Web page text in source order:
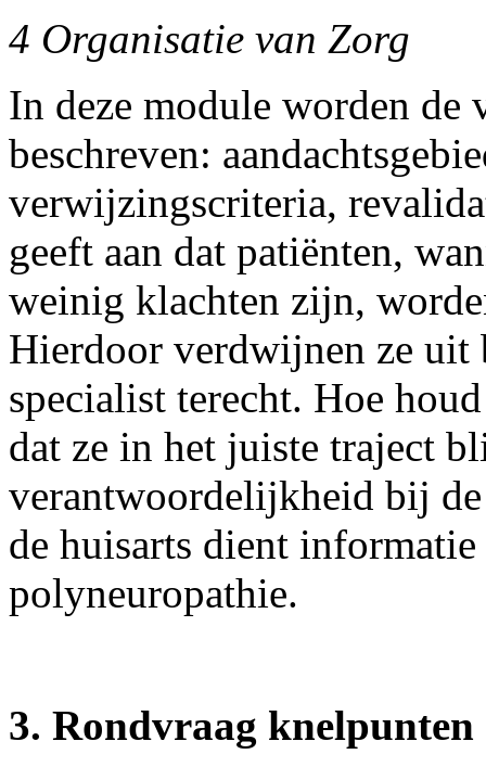
4 Organisatie van Zorg
In deze module worden de
beschreven:
verwijzingscriteria,
geeft aan dat patiënten,
weinig klachten zijn,
Hierdoor verdwijnen ze uit
specialist terecht. Hoe
dat ze in het juiste traject
verantwoordelijkheid bij
de huisarts dient
polyneuropathie.
3. Rondvraag knelpunten